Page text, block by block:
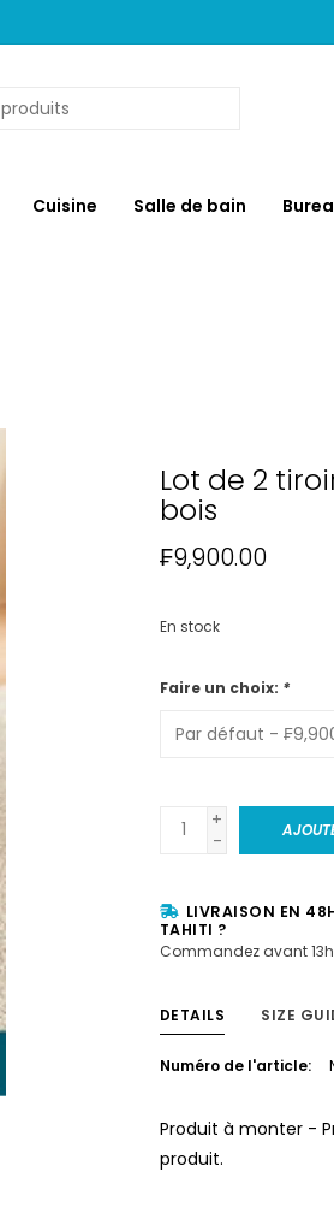
Cuisine Salle de bain
Lot de 2
bois
₣9,900.00
En stock
Faire un choix: *
+
-
LIVRAISON EN
TAHITI ?
Commandez avant 13h
DETAILS SIZE
Numéro de l'article:
Produit à monter -
produit.